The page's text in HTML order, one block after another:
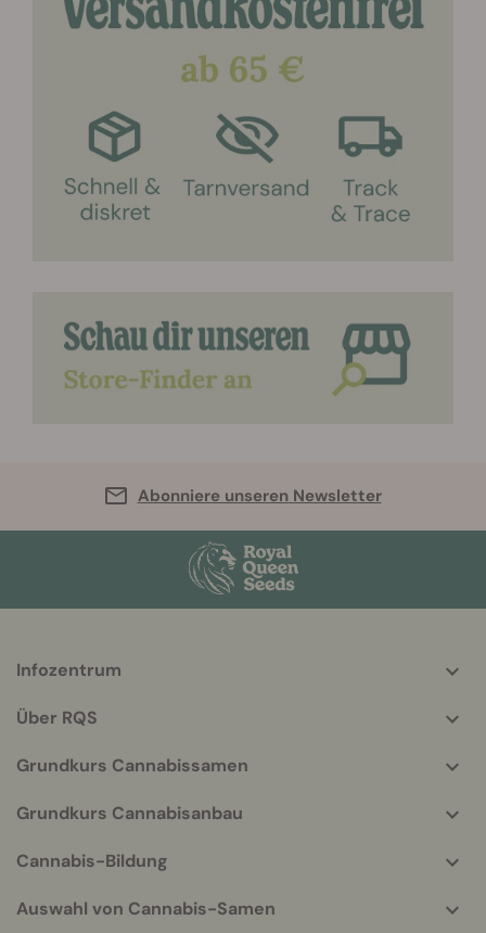
Abonniere unseren Newsletter
More
info
Infozentrum
Über RQS
Grundkurs Cannabissamen
Grundkurs Cannabisanbau
Cannabis-Bildung
Auswahl von Cannabis-Samen